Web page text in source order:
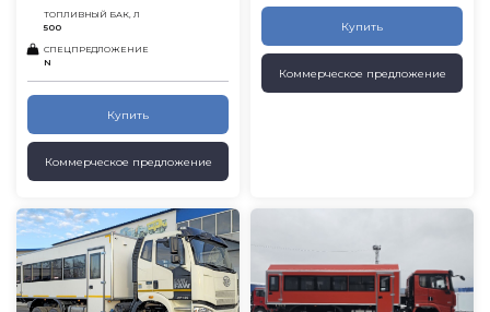
ТОПЛИВНЫЙ БАК, Л
500
СПЕЦПРЕДЛОЖЕНИЕ
N
Купить
Коммерческое предложение
Купить
Коммерческое предложение